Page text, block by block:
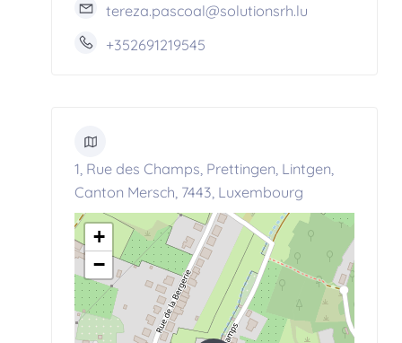
tereza.pascoal@solutionsrh.lu
+352691219545
1, Rue des Champs, Prettingen, Lintgen,
Canton Mersch, 7443, Luxembourg
+
−